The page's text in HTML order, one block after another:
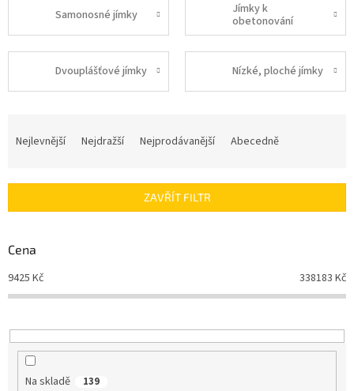
Samonosné jímky
Jímky k
obetonování
Dvouplášťové jímky Nízké, ploché jímky
í
r
o
d
u
t
ů
Nejlevnější Nejdražší Nejprodávanější Abecedně
ZAVŘÍT FILTR
Cena
9425 Kč 338183 Kč
Na skladě 139